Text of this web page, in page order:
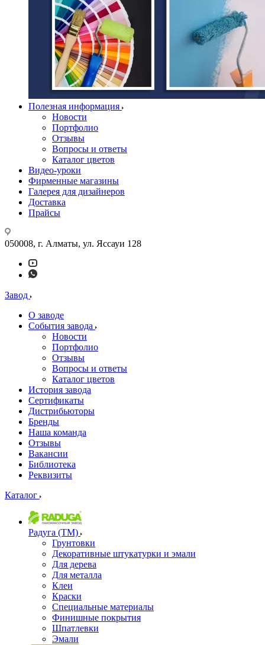
Полезная информация
Новости
Портфолио
Отзывы
Вопросы и ответы
Каталог цветов
Видео-уроки
Фирменные магазины
Галерея для дизайнеров
Доставка
Прайсы
050008, г. Алматы, ул. Яссауи 128
Завод
О заводе
События завода
Новости
Портфолио
Отзывы
Вопросы и ответы
Каталог цветов
История завода
Сертификаты
Дистрибьюторы
Бренды
Наша команда
Отзывы
Вакансии
Библиотека
Реквизиты
Каталог
Радуга (ТМ)
Грунтовки
Декоративные штукатурки и эмали
Для дерева
Для металла
Клеи
Краски
Специальные материалы
Финишные покрытия
Шпатлевки
Эмали